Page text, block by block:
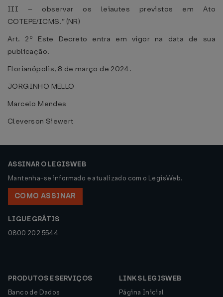
III – observar os leiautes previstos em Ato
COTEPE/ICMS.” (NR)
Art. 2º Este Decreto entra em vigor na data de sua
publicação.
Florianópolis, 8 de março de 2024.
JORGINHO MELLO
Marcelo Mendes
Cleverson Siewert
ASSINAR O LEGISWEB
Mantenha-se informado e atualizado com o LegisWeb.
COMO ASSINAR
LIGUE GRÁTIS
0800 202 5544
PRODUTOS E SERVIÇOS
Banco de Dados
LINKS LEGISWEB
Página Inicial